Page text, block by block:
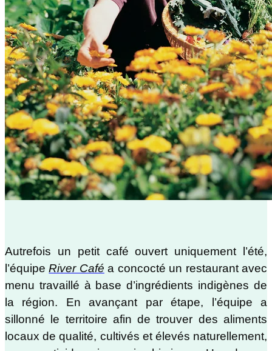
Autrefois un petit café ouvert uniquement l’été,
l’équipe River Café a concocté un restaurant avec
menu travaillé à base d’ingrédients indigènes de
la région. En avançant par étape, l’équipe a
sillonné le territoire afin de trouver des aliments
locaux de qualité, cultivés et élevés naturellement,